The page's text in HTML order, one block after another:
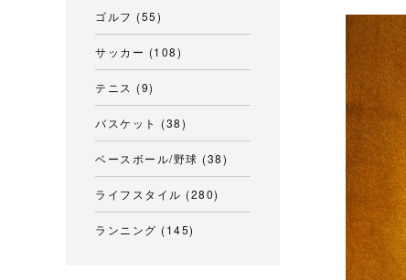
ゴルフ (55)
サッカー (108)
テニス (9)
バスケット (38)
ベースボール/野球 (38)
ライフスタイル (280)
ランニング (145)